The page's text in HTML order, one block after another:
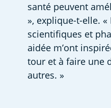
santé peuvent
», explique-t-elle. «
scientifiques et
aidée m’ont
tour et à faire une
autres. »